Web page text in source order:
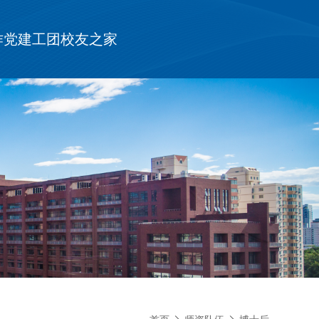
党建工团校友之家